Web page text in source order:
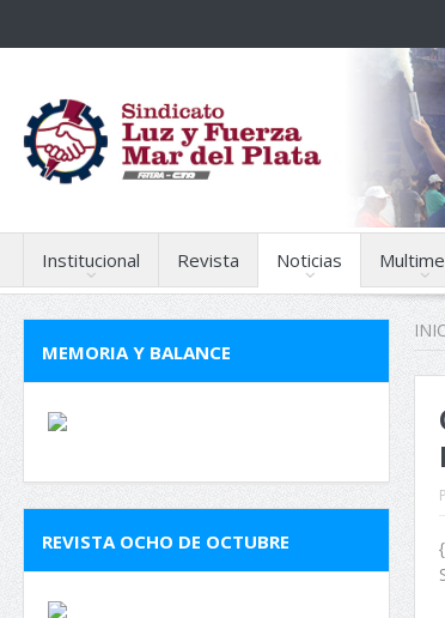
Institucional Revista Noticias
MEMORIA Y BALANCE
REVISTA OCHO DE OCTUBRE